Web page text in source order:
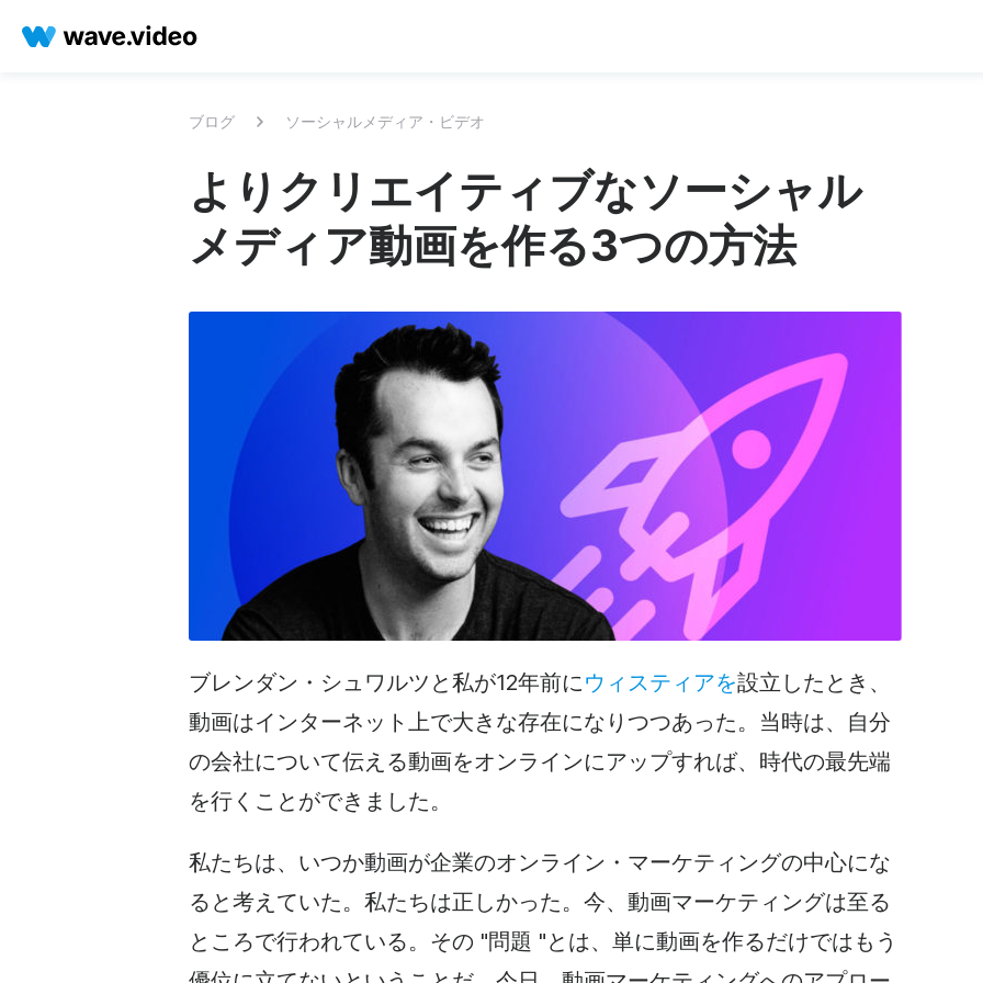
ブログ ソーシャルメディア・ビデオ
よりクリエイティブなソーシャル
メディア動画を作る3つの方法
ブレンダン・シュワルツと私が12年前にウィスティアを設立したとき、
動画はインターネット上で大きな存在になりつつあった。当時は、自分
の会社について伝える動画をオンラインにアップすれば、時代の最先端
を行くことができました。
私たちは、いつか動画が企業のオンライン・マーケティングの中心にな
ると考えていた。私たちは正しかった。今、動画マーケティングは至る
ところで行われている。その "問題 "とは、単に動画を作るだけではもう